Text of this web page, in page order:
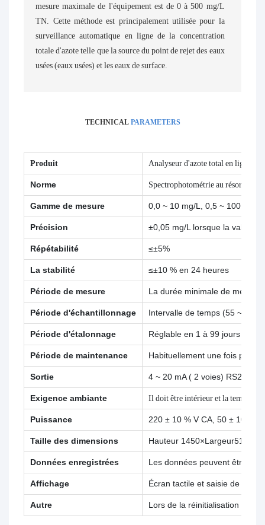
mesure maximale de l'équipement est de 0 à 500 mg/L
TN. Cette méthode est principalement utilisée pour la
surveillance automatique en ligne de la concentration
totale d'azote telle que la source du point de rejet des eaux
usées (eaux usées) et les eaux de surface.
TECHNICAL PARAMETERS
Produit Analyseur d'azote total en ligne
Norme Spectrophotométrie au résorcinol
Gamme de mesure 0,0 ~ 10 mg/L, 0,5 ~ 100 mg/
Précision ±0,05 mg/L lorsque la valeur
Répétabilité ≤±5%
La stabilité ≤±10 % en 24 heures
Période de mesure La durée minimale de
Période d'échantillonnage Intervalle de temps (55 ~
Période d'étalonnage Réglable en 1 à 99 jours ;
Période de maintenance Habituellement une fois par
Sortie 4 ~ 20 mA ( 2 voies)
Exigence ambiante Il doit être intérieur et la
Puissance 220 ± 10 % V CA, 50 ± 10 %
Taille des dimensions Hauteur
Données enregistrées Les données peuvent être
Affichage Écran tactile et saisie de
Autre Lors de la réinitialisation